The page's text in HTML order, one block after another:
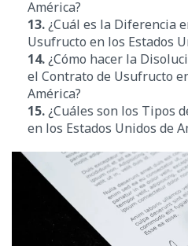
América?
13.¿Cuál es la Diferencia
Usufructo en los Estados
14.¿Cómo hacer la
el Contrato de Usufructo
América?
15.¿Cuáles son los Tipos
en los Estados Unidos de